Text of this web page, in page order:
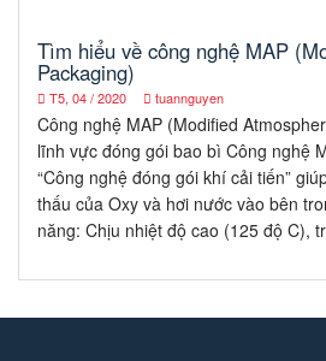
Tìm hiểu về công nghệ MAP
Packaging)
T5, 04 / 2020 tuannguyen
Công nghệ MAP (Modified
lĩnh vực đóng gói bao bì Công nghệ
“Công nghệ đóng gói khí cải tiến”
thấu của Oxy và hơi nước vào bên
năng: Chịu nhiệt độ cao (125 độ C),